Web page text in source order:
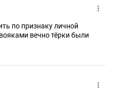
по признаку личной
вечно тёрки были